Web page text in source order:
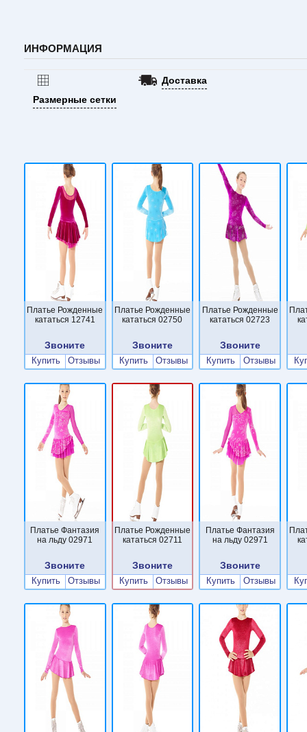
ИНФОРМАЦИЯ
Размерные сетки
Доставка
Платье Рожденные
кататься 12741
Звоните
Купить Отзывы
Платье Рожденные
кататься 02750
Звоните
Купить Отзывы
Платье Рожденные
кататься 02723
Звоните
Купить Отзывы
Платье Фантазия
на льду 02971
Звоните
Купить Отзывы
Платье Рожденные
кататься 02711
Звоните
Купить Отзывы
Платье Фантазия
на льду 02971
Звоните
Купить Отзывы